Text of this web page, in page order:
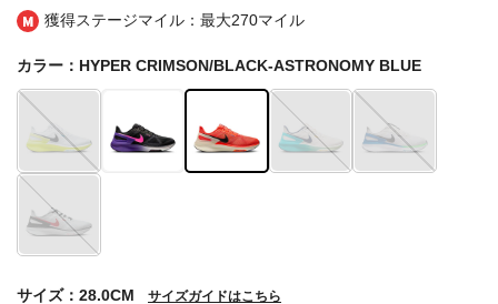
獲得ステージマイル：最大270マイル
カラー：HYPER CRIMSON/BLACK-ASTRONOMY BLUE
サイズ：28.0CM サイズガイドはこちら